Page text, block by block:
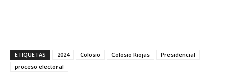
ETIQUETAS 2024 Colosio Colosio Riojas
Presidencial
proceso electoral